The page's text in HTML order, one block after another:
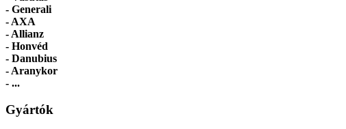
- Generali
- AXA
- Allianz
- Honvéd
- Danubius
- Aranykor
- ...
Gyártók